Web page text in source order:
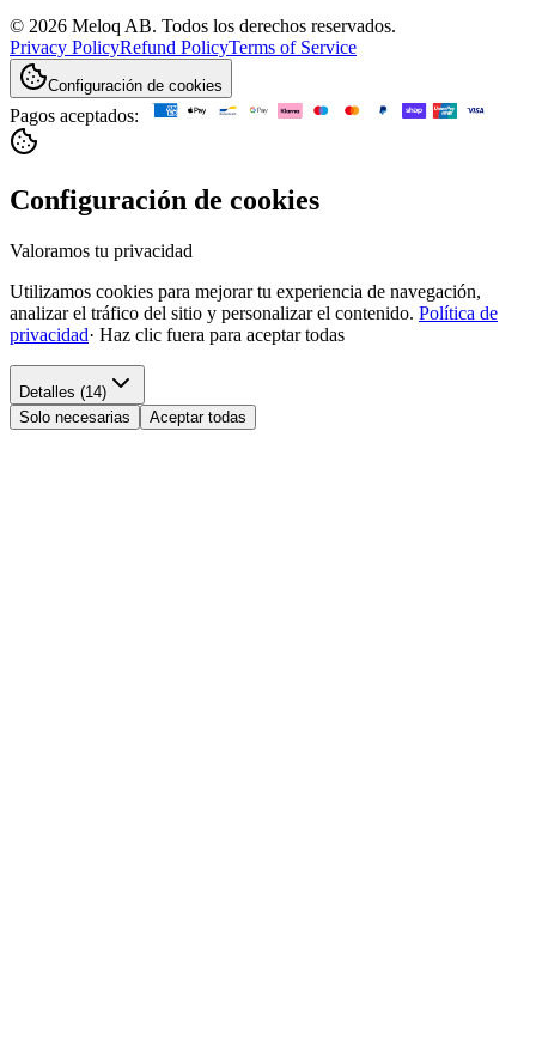
© 2026 Meloq AB. Todos los derechos reservados.
Privacy PolicyRefund PolicyTerms of Service
Configuración de cookies
Pagos aceptados:
Configuración de cookies
Valoramos tu privacidad
Utilizamos cookies para mejorar tu experiencia de navegación,
analizar el tráfico del sitio y personalizar el contenido. Política de
privacidad· Haz clic fuera para aceptar todas
Detalles (14)
Solo necesarias
Aceptar todas